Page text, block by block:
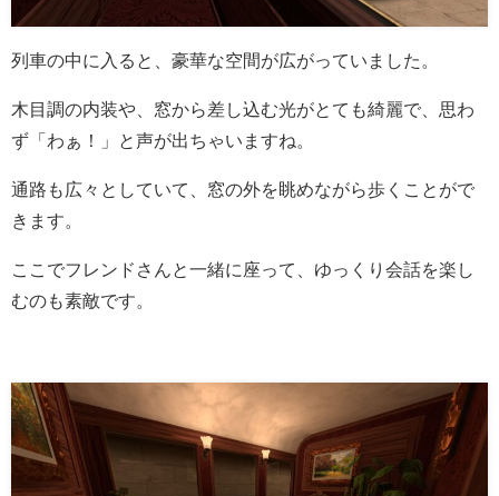
列車の中に入ると、豪華な空間が広がっていました。
木目調の内装や、窓から差し込む光がとても綺麗で、思わ
ず「わぁ！」と声が出ちゃいますね。
通路も広々としていて、窓の外を眺めながら歩くことがで
きます。
ここでフレンドさんと一緒に座って、ゆっくり会話を楽し
むのも素敵です。